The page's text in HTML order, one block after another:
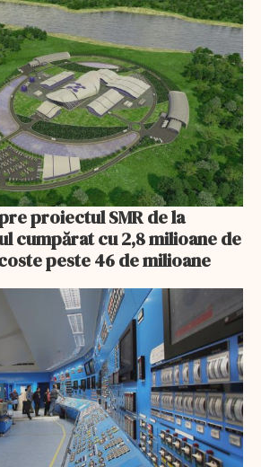
proiectul SMR de la
cumpărat cu 2,8 milioane de
peste 46 de milioane